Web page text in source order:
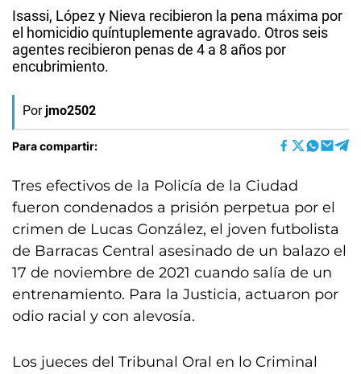
Isassi, López y Nieva recibieron la pena máxima por
el homicidio quíntuplemente agravado. Otros seis
agentes recibieron penas de 4 a 8 años por
encubrimiento.
Por jmo2502
Para compartir:
Tres efectivos de la Policía de la Ciudad
fueron condenados a prisión perpetua por el
crimen de Lucas González, el joven futbolista
de Barracas Central asesinado de un balazo el
17 de noviembre de 2021 cuando salía de un
entrenamiento. Para la Justicia, actuaron por
odio racial y con alevosía.
Los jueces del Tribunal Oral en lo Criminal